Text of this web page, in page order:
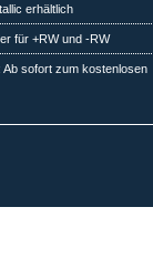
erhältlich
für +RW und -RW
Ab sofort zum kostenlosen